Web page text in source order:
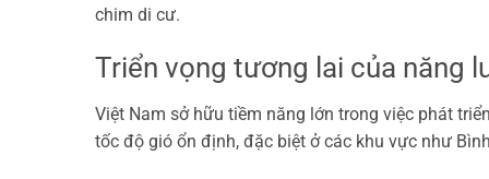
chim di cư.
Triển vọng tương lai của năng
Việt Nam sở hữu tiềm năng lớn trong việc phát
tốc độ gió ổn định, đặc biệt ở các khu vực như